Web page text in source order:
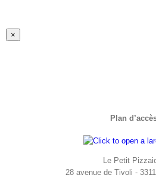
Fermer
la
×
Plan
Le Petit
28 avenue de Tivoli -